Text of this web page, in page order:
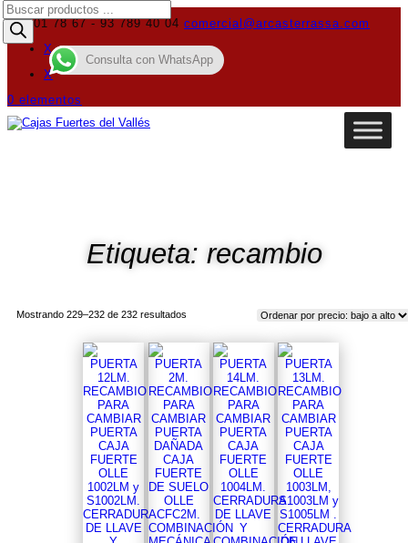
619 01 78 67 - 93 789 40 04 comercial@arcasterrassa.com
X
X
0 elementos
Búsqueda
de
productos
Etiqueta: recambio
Mostrando 229–232 de 232 resultados
a
alto
Consulta con WhatsApp